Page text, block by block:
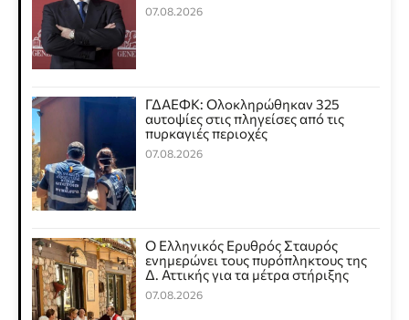
07.08.2026
ΓΔΑΕΦΚ: Ολοκληρώθηκαν 325
αυτοψίες στις πληγείσες από τις
πυρκαγιές περιοχές
07.08.2026
Ο Ελληνικός Ερυθρός Σταυρός
ενημερώνει τους πυρόπληκτους της
Δ. Αττικής για τα μέτρα στήριξης
07.08.2026